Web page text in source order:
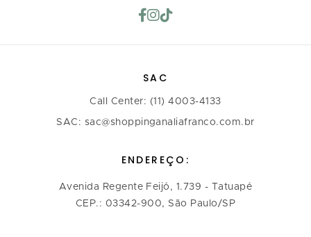
SAC
Call Center: (11) 4003-4133
SAC: sac@shoppinganaliafranco.com.br
ENDEREÇO:
Avenida Regente Feijó, 1.739 - Tatuapé
CEP.: 03342-900, São Paulo/SP